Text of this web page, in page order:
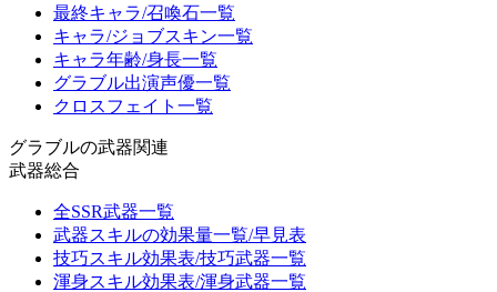
最終キャラ/召喚石一覧
キャラ/ジョブスキン一覧
キャラ年齢/身長一覧
グラブル出演声優一覧
クロスフェイト一覧
グラブルの武器関連
武器総合
全SSR武器一覧
武器スキルの効果量一覧/早見表
技巧スキル効果表/技巧武器一覧
渾身スキル効果表/渾身武器一覧